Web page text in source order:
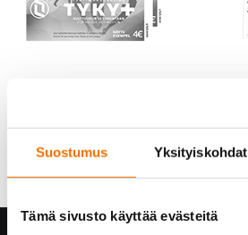
Suostumus Yksityiskohdat
Tämä sivusto käyttää evästeitä